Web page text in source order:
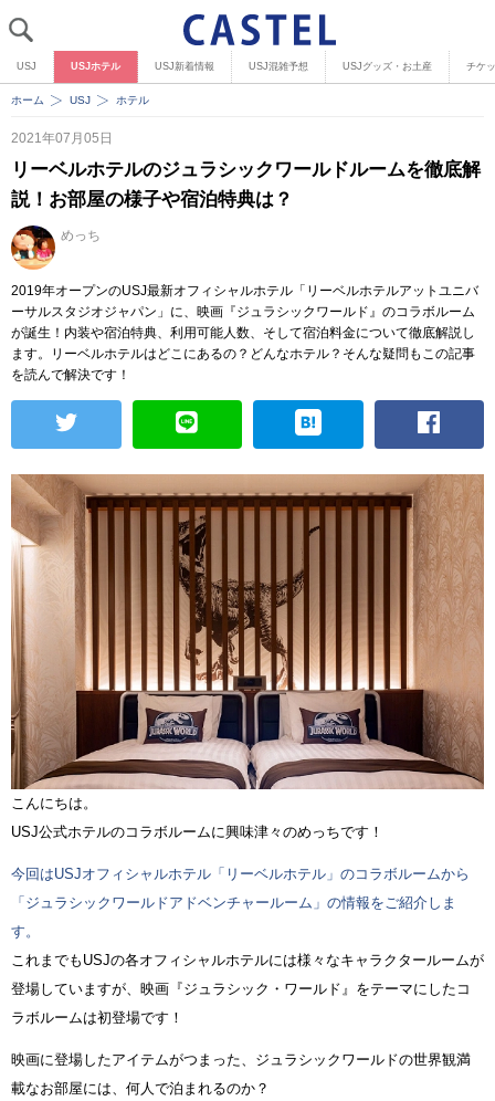
USJ USJホテル USJ新着情報 USJ混雑予想 USJグッズ・お土産 チケ
ホーム USJ ホテル
2021年07月05日
リーベルホテルのジュラシックワールドルームを徹底解
説！お部屋の様子や宿泊特典は？
めっち
2019年オープンのUSJ最新オフィシャルホテル「リーベルホテルアットユニバ
ーサルスタジオジャパン」に、映画『ジュラシックワールド』のコラボルーム
が誕生！内装や宿泊特典、利用可能人数、そして宿泊料金について徹底解説し
ます。リーベルホテルはどこにあるの？どんなホテル？そんな疑問もこの記事
を読んで解決です！
こんにちは。
USJ公式ホテルのコラボルームに興味津々のめっちです！
今回はUSJオフィシャルホテル「リーベルホテル」のコラボルームから
「ジュラシックワールドアドベンチャールーム」の情報をご紹介しま
す。
これまでもUSJの各オフィシャルホテルには様々なキャラクタールームが
登場していますが、映画『ジュラシック・ワールド』をテーマにしたコ
ラボルームは初登場です！
映画に登場したアイテムがつまった、ジュラシックワールドの世界観満
載なお部屋には、何人で泊まれるのか？